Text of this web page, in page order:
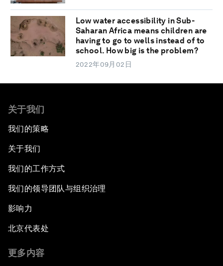
Low water accessibility in Sub-
Saharan Africa means children are
having to go to wells instead of to
school. How big is the problem?
2022年09月02日
关于我们
我们的策略
关于我们
我们的工作方式
我们的领导团队与组织治理
影响力
北京代表处
更多内容